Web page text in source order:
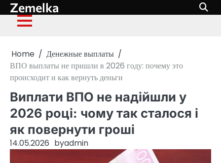
Skip
to
content
Zemelka
Home
Денежные выплаты
ВПО выплаты не пришли в 2026 году: почему это
происходит и как вернуть деньги
Виплати ВПО не надійшли у
2026 році: чому так сталося і
як повернути гроші
14.05.2026 byadmin